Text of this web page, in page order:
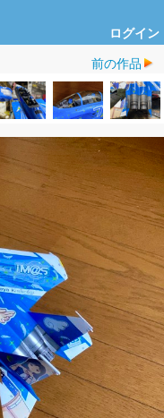
ログイン
前の作品